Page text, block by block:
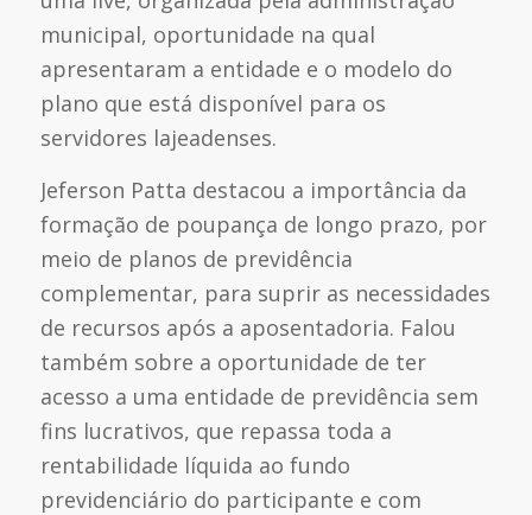
municipal, oportunidade na qual
apresentaram a entidade e o modelo do
plano que está disponível para os
servidores lajeadenses.
Jeferson Patta destacou a importância da
formação de poupança de longo prazo, por
meio de planos de previdência
complementar, para suprir as necessidades
de recursos após a aposentadoria. Falou
também sobre a oportunidade de ter
acesso a uma entidade de previdência sem
fins lucrativos, que repassa toda a
rentabilidade líquida ao fundo
previdenciário do participante e com